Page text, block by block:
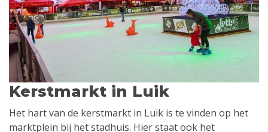
Kerstmarkt in Luik
Het hart van de kerstmarkt in Luik is te vinden op het
marktplein bij het stadhuis. Hier staat ook het